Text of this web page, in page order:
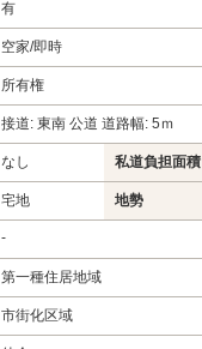
有
空家/即時
所有権
接道: 東南 公道 道路幅: 5ｍ
なし 私道負担面積
宅地 地勢
-
第一種住居地域
市街化区域